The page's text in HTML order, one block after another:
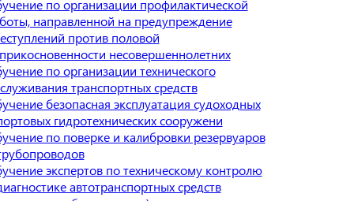
по организации профилактической
направленной на предупреждение
против половой
несовершеннолетних
по организации технического
транспортных средств
безопасная эксплуатация судоходных
гидротехнических сооружени
по поверке и калибровки резервуаров
экспертов по техническому контролю
автотранспортных средств